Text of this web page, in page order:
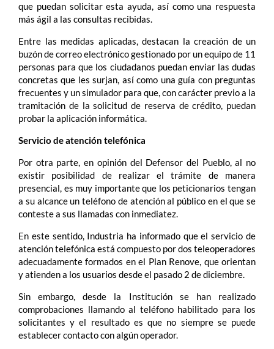
que puedan solicitar esta ayuda, así como una respuesta
más ágil a las consultas recibidas.
Entre las medidas aplicadas, destacan la creación de un
buzón de correo electrónico gestionado por un equipo de 11
personas para que los ciudadanos puedan enviar las dudas
concretas que les surjan, así como una guía con preguntas
frecuentes y un simulador para que, con carácter previo a la
tramitación de la solicitud de reserva de crédito, puedan
probar la aplicación informática.
Servicio de atención telefónica
Por otra parte, en opinión del Defensor del Pueblo, al no
existir posibilidad de realizar el trámite de manera
presencial, es muy importante que los peticionarios tengan
a su alcance un teléfono de atención al público en el que se
conteste a sus llamadas con inmediatez.
En este sentido, Industria ha informado que el servicio de
atención telefónica está compuesto por dos teleoperadores
adecuadamente formados en el Plan Renove, que orientan
y atienden a los usuarios desde el pasado 2 de diciembre.
Sin embargo, desde la Institución se han realizado
comprobaciones llamando al teléfono habilitado para los
solicitantes y el resultado es que no siempre se puede
establecer contacto con algún operador.